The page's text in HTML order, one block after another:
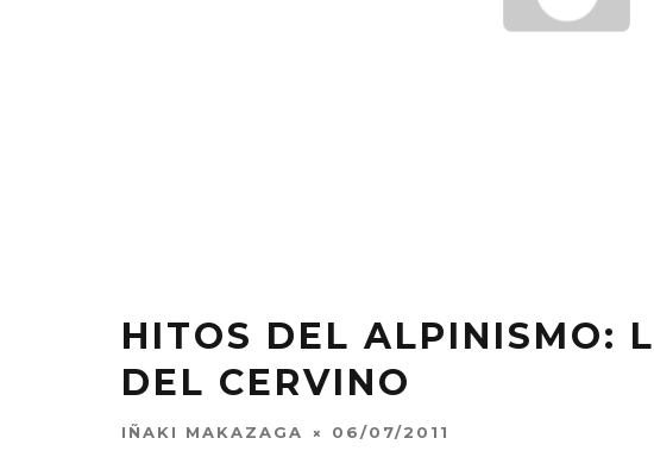
HITOS DEL ALPINISMO:
DEL CERVINO
IÑAKI MAKAZAGA 06/07/2011